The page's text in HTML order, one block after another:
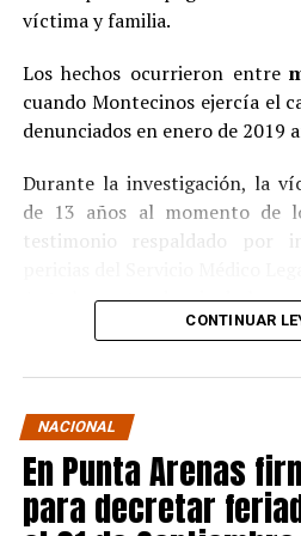
víctima y familia.
Los hechos ocurrieron entre
cuando Montecinos ejercía el
denunciados en enero de 2019
Durante la investigación, la
de 13 años al momento de
testimonio respaldado por
Ante la contundencia de los
aceptó los cargosen un
La condena y el cumplimiento
ElJuzgado de Garantía de
noviembre de 2021,
tres años y un día de
CONTINUAR
NACIONAL
En Punta Arenas
para decretar